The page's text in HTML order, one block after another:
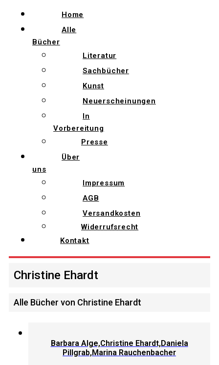
Home
Alle
Bücher
Literatur
Sachbücher
Kunst
Neuerscheinungen
In
Vorbereitung
Presse
Über
uns
Impressum
AGB
Versandkosten
Widerrufsrecht
Kontakt
Christine Ehardt
Alle Bücher von Christine Ehardt
Barbara Alge,Christine Ehardt,Daniela
Pillgrab,Marina Rauchenbacher